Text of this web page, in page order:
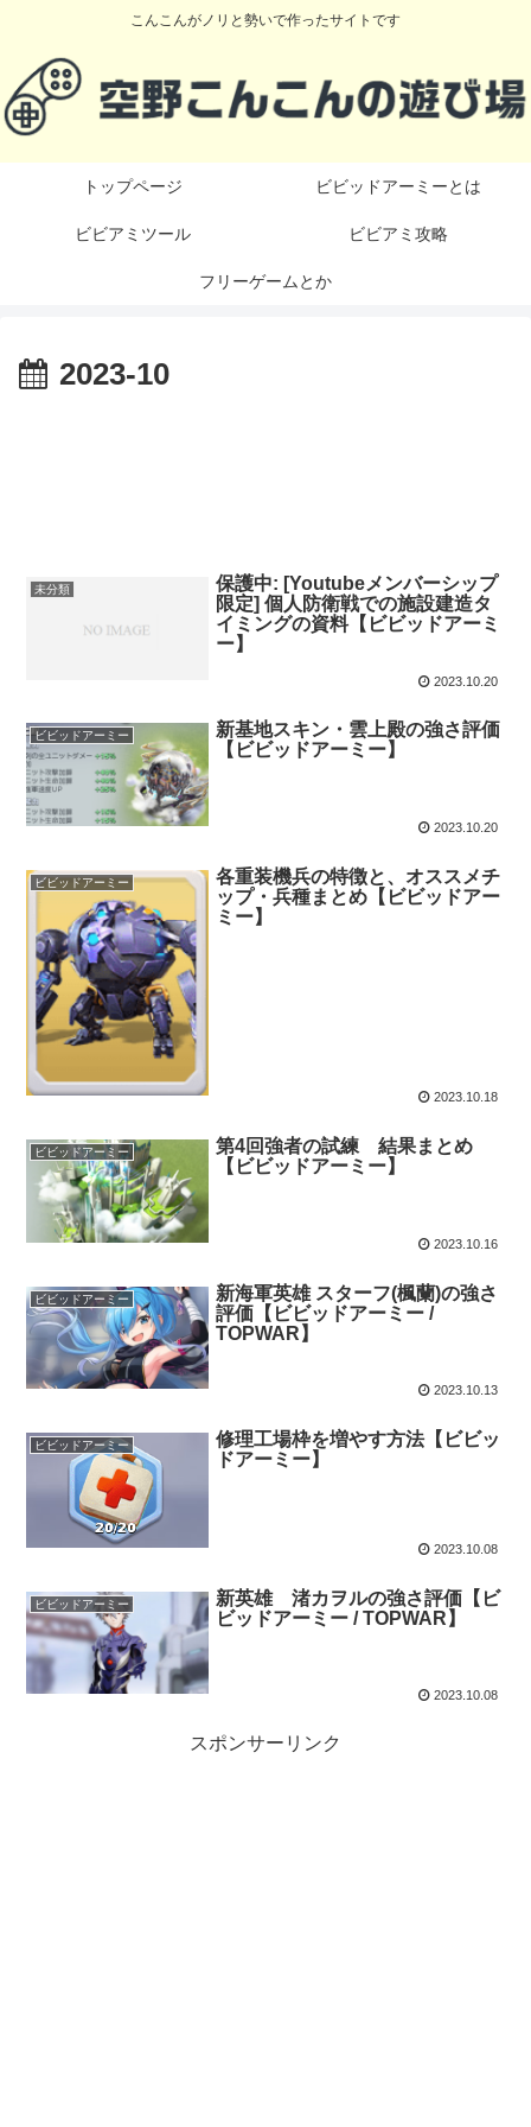
こんこんがノリと勢いで作ったサイトです
トップページ ビビッドアーミーとは
ビビアミツール ビビアミ攻略
フリーゲームとか
2023-10
未分類
保護中: [Youtubeメンバーシップ
限定] 個人防衛戦での施設建造タ
イミングの資料【ビビッドアーミ
ー】
2023.10.20
ビビッドアーミー
新基地スキン・雲上殿の強さ評価
【ビビッドアーミー】
2023.10.20
ビビッドアーミー
各重装機兵の特徴と、オススメチ
ップ・兵種まとめ【ビビッドアー
ミー】
2023.10.18
ビビッドアーミー
第4回強者の試練 結果まとめ
【ビビッドアーミー】
2023.10.16
ビビッドアーミー
新海軍英雄 スターフ(楓蘭)の強さ
評価【ビビッドアーミー /
TOPWAR】
2023.10.13
ビビッドアーミー
修理工場枠を増やす方法【ビビッ
ドアーミー】
2023.10.08
ビビッドアーミー
新英雄 渚カヲルの強さ評価【ビ
ビッドアーミー / TOPWAR】
2023.10.08
スポンサーリンク